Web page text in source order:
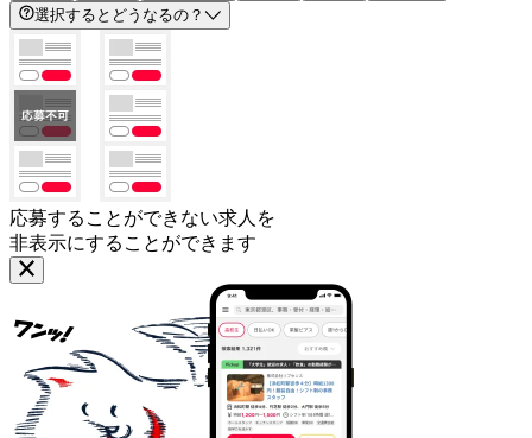
選択するとどうなるの？
応募することができない求人を
非表示にすることができます